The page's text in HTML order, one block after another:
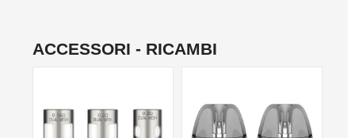
ACCESSORI - RICAMBI